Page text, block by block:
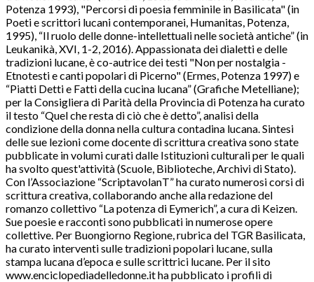
Potenza 1993), "Percorsi di poesia femminile in Basilicata" (in
Poeti e scrittori lucani contemporanei, Humanitas, Potenza,
1995), “Il ruolo delle donne-intellettuali nelle società antiche” (in
Leukanikà, XVI, 1-2, 2016). Appassionata dei dialetti e delle
tradizioni lucane, è co-autrice dei testi "Non per nostalgia -
Etnotesti e canti popolari di Picerno" (Ermes, Potenza 1997) e
“Piatti Detti e Fatti della cucina lucana” (Grafiche Metelliane);
per la Consigliera di Parità della Provincia di Potenza ha curato
il testo “Quel che resta di ciò che è detto”, analisi della
condizione della donna nella cultura contadina lucana. Sintesi
delle sue lezioni come docente di scrittura creativa sono state
pubblicate in volumi curati dalle Istituzioni culturali per le quali
ha svolto quest'attività (Scuole, Biblioteche, Archivi di Stato).
Con l’Associazione “ScriptavolanT” ha curato numerosi corsi di
scrittura creativa, collaborando anche alla redazione del
romanzo collettivo “La potenza di Eymerich”, a cura di Keizen.
Sue poesie e racconti sono pubblicati in numerose opere
collettive. Per Buongiorno Regione, rubrica del TGR Basilicata,
ha curato interventi sulle tradizioni popolari lucane, sulla
stampa lucana d’epoca e sulle scrittrici lucane. Per il sito
www.enciclopediadelledonne.it ha pubblicato i profili di